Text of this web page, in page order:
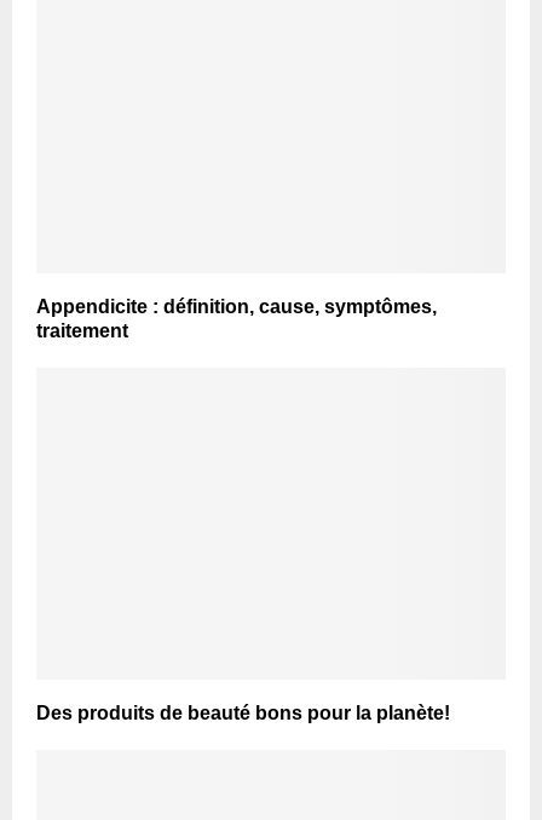
Appendicite : définition, cause, symptômes,
traitement
Des produits de beauté bons pour la planète!